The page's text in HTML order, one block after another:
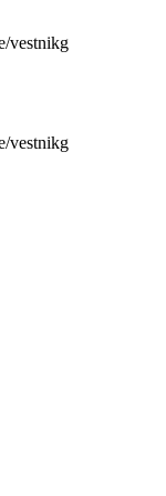
vestnikg
vestnikg